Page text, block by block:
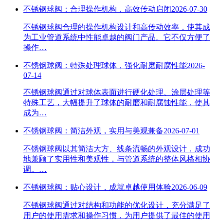
不锈钢球阀：合理操作机构，高效传动启闭2026-07-30
不锈钢球阀合理的操作机构设计和高传动效率，使其成
为工业管道系统中性能卓越的阀门产品。它不仅方便了
操作…
不锈钢球阀：特殊处理球体，强化耐磨耐腐性能2026-
07-14
不锈钢球阀通过对球体表面进行硬化处理、涂层处理等
特殊工艺，大幅提升了球体的耐磨和耐腐蚀性能，使其
成为…
不锈钢球阀：简洁外观，实用与美观兼备2026-07-01
不锈钢球阀以其简洁大方、线条流畅的外观设计，成功
地兼顾了实用性和美观性，与管道系统的整体风格相协
调。…
不锈钢球阀：贴心设计，成就卓越使用体验2026-06-09
不锈钢球阀通过对结构和功能的优化设计，充分满足了
用户的使用需求和操作习惯，为用户提供了最佳的使用